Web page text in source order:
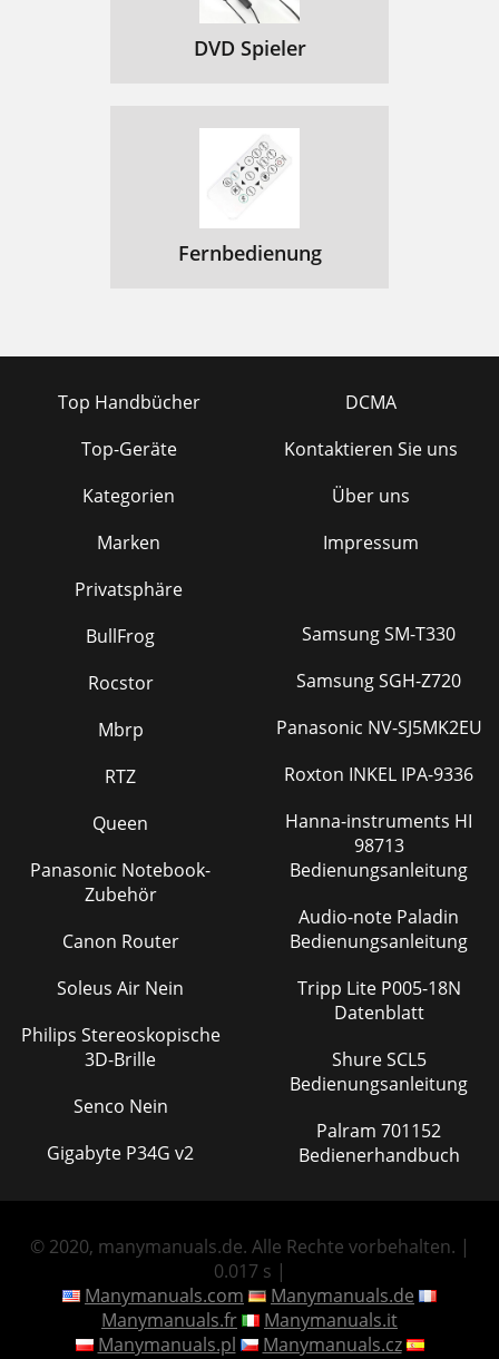
DVD Spieler
Fernbedienung
Top Handbücher
Top-Geräte
Kategorien
Marken
Privatsphäre
DCMA
Kontaktieren Sie uns
Über uns
Impressum
BullFrog
Rocstor
Mbrp
RTZ
Queen
Panasonic Notebook-
Zubehör
Canon Router
Soleus Air Nein
Philips Stereoskopische
3D-Brille
Senco Nein
Gigabyte P34G v2
Samsung SM-T330
Samsung SGH-Z720
Panasonic NV-SJ5MK2EU
Roxton INKEL IPA-9336
Hanna-instruments HI
98713
Bedienungsanleitung
Audio-note Paladin
Bedienungsanleitung
Tripp Lite P005-18N
Datenblatt
Shure SCL5
Bedienungsanleitung
Palram 701152
Bedienerhandbuch
© 2020, manymanuals.de. Alle Rechte vorbehalten. |
0.017 s |
Manymanuals.com
Manymanuals.de
Manymanuals.fr
Manymanuals.it
Manymanuals.pl
Manymanuals.cz